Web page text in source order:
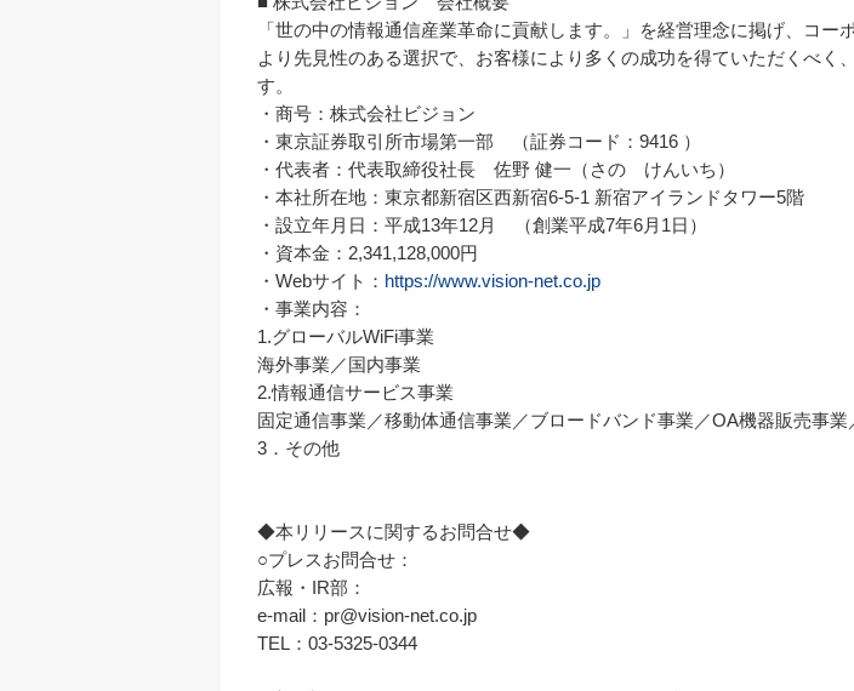
「世の中の情報通信産業革命に貢献します。」を経営理念に掲げ、コ
より先見性のある選択で、お客様により多くの成功を得ていただくべ
す。
・商号：株式会社ビジョン
・東京証券取引所市場第一部　（証券コード：9416 ）
・代表者：代表取締役社長　佐野 健一（さの　けんいち）
・本社所在地：東京都新宿区西新宿6-5-1 新宿アイランドタワー5階
・設立年月日：平成13年12月　（創業平成7年6月1日）
・資本金：2,341,128,000円
・Webサイト： https://www.vision-net.co.jp
・事業内容：
1.グローバルWiFi事業
海外事業／国内事業
2.情報通信サービス事業
固定通信事業／移動体通信事業／ブロードバンド事業／OA機器販売事
3．その他
◆本リリースに関するお問合せ◆
○プレスお問合せ：
広報・IR部：
e-mail： pr@vision-net.co.jp
TEL：03-5325-0344